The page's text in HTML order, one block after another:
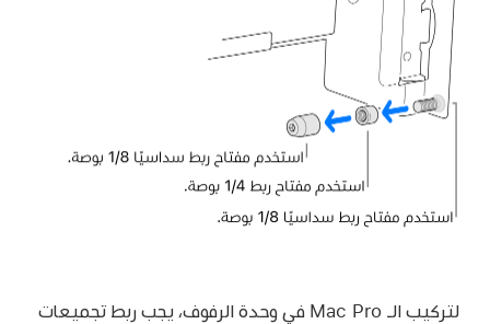
لتركيب الـ Mac Pro في وحدة الرفوف، يجب ربط تجميعات